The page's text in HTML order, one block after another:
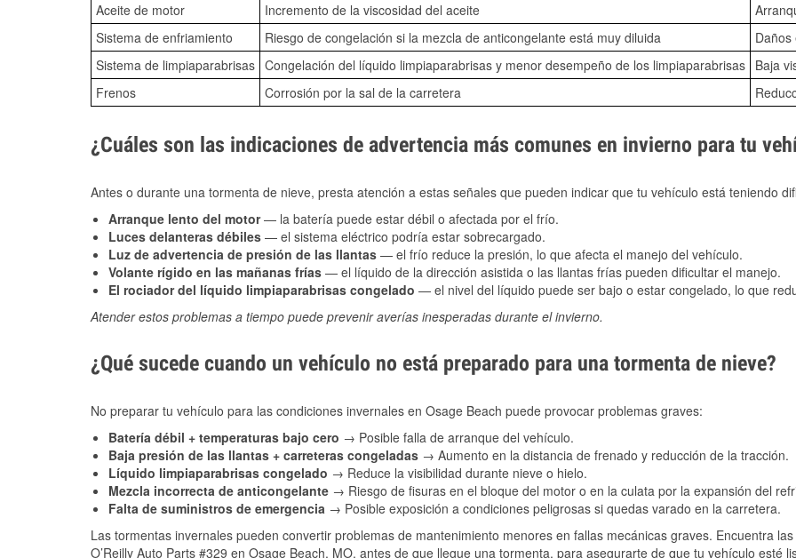
Aceite de motor
Incremento de la viscosidad del aceite
Sistema de enfriamiento
Riesgo de congelación si la mezcla de anticongelante está muy diluida
Sistema de limpiaparabrisas Congelación del líquido limpiaparabrisas y menor desempeño de los limpiaparabrisas Baja
Frenos
Corrosión por la sal de la carretera
¿Cuáles son las indicaciones de advertencia más comunes en invierno para tu
Antes o durante una tormenta de nieve, presta atención a estas señales que pueden indicar que tu vehículo está teniendo
Arranque lento del motor— la batería puede estar débil o afectada por el frío.
Luces delanteras débiles — el sistema eléctrico podría estar sobrecargado.
Luz de advertencia de presión de las llantas — el frío reduce la presión, lo que afecta el manejo del vehículo.
Volante rígido en las mañanas frías — el líquido de la dirección asistida o las llantas frías pueden dificultar el manejo.
El rociador del líquido limpiaparabrisas congelado — el nivel del líquido puede ser bajo o estar congelado, lo que
Atender estos problemas a tiempo puede prevenir averías inesperadas durante el invierno.
¿Qué sucede cuando un vehículo no está preparado para una tormenta de nieve?
No preparar tu vehículo para las condiciones invernales en Osage Beach puede provocar problemas graves:
Batería débil + temperaturas bajo cero → Posible falla de arranque del vehículo.
Baja presión de las llantas + carreteras congeladas → Aumento en la distancia de frenado y reducción de la tracción.
Líquido limpiaparabrisas congelado → Reduce la visibilidad durante nieve o hielo.
Mezcla incorrecta de anticongelante → Riesgo de fisuras en el bloque del motor o en la culata por la expansión del
Falta de suministros de emergencia → Posible exposición a condiciones peligrosas si quedas varado en la carretera.
Las tormentas invernales pueden convertir problemas de mantenimiento menores en fallas mecánicas graves. Encuentra
O’Reilly Auto Parts #329 en Osage Beach, MO, antes de que llegue una tormenta, para asegurarte de que tu vehículo esté